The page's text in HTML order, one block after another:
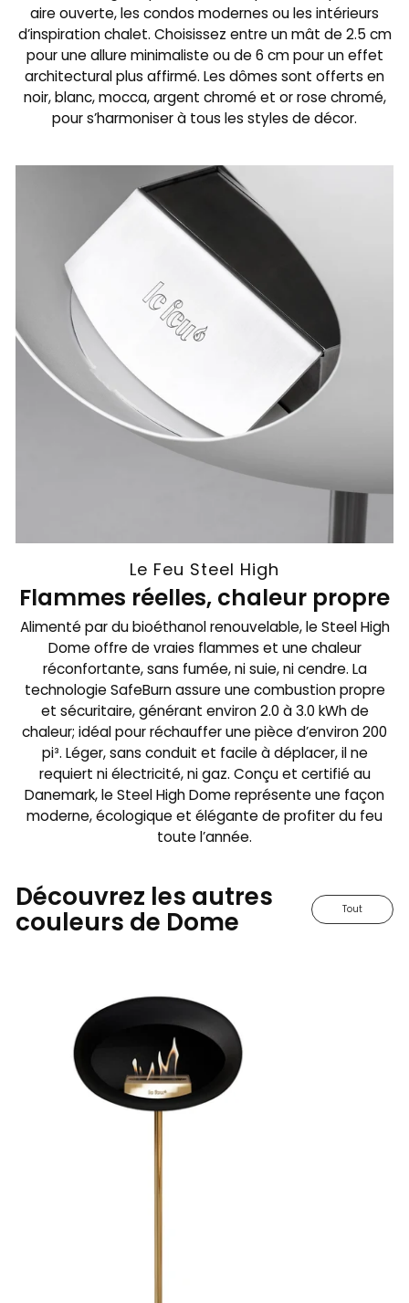
aire ouverte, les condos modernes ou les intérieurs
d’inspiration chalet. Choisissez entre un mât de 2.5 cm
pour une allure minimaliste ou de 6 cm pour un effet
architectural plus affirmé. Les dômes sont offerts en
noir, blanc, mocca, argent chromé et or rose chromé,
pour s’harmoniser à tous les styles de décor.
Le Feu Steel High
Flammes réelles, chaleur propre
Alimenté par du bioéthanol renouvelable, le Steel High
Dome offre de vraies flammes et une chaleur
réconfortante, sans fumée, ni suie, ni cendre. La
technologie SafeBurn assure une combustion propre
et sécuritaire, générant environ 2.0 à 3.0 kWh de
chaleur; idéal pour réchauffer une pièce d’environ 200
pi³. Léger, sans conduit et facile à déplacer, il ne
requiert ni électricité, ni gaz. Conçu et certifié au
Danemark, le Steel High Dome représente une façon
moderne, écologique et élégante de profiter du feu
toute l’année.
Découvrez les autres
couleurs de Dome Tout